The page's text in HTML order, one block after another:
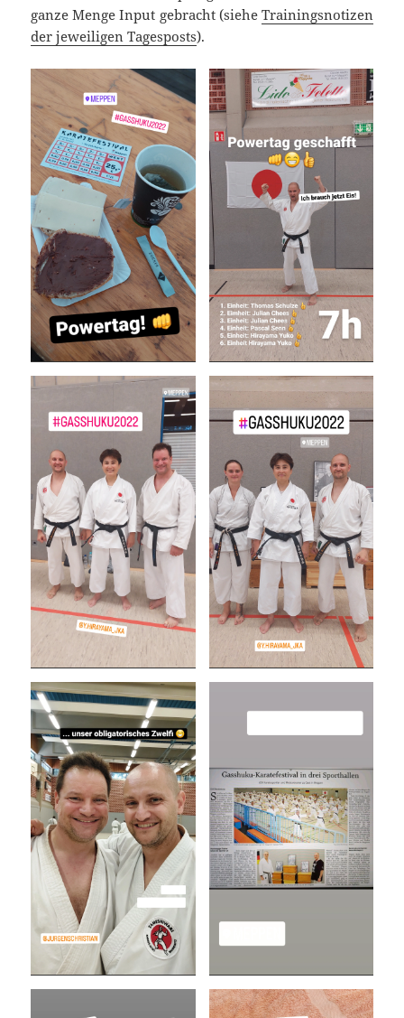
ganze Menge Input gebracht (siehe Trainingsnotizen
der jeweiligen Tagesposts).